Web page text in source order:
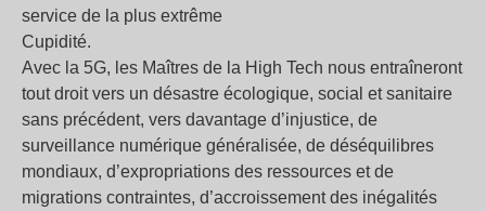
service de la plus extrême
Cupidité.
Avec la 5G, les Maîtres de la High Tech nous entraîneront
tout droit vers un désastre écologique, social et sanitaire
sans précédent, vers davantage d’injustice, de
surveillance numérique généralisée, de déséquilibres
mondiaux, d’expropriations des ressources et de
migrations contraintes, d’accroissement des inégalités